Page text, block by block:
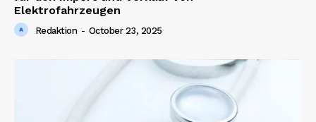
Elektrofahrzeugen
Redaktion - October 23, 2025